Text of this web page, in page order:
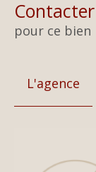
Contacter
pour ce bien
L'agence